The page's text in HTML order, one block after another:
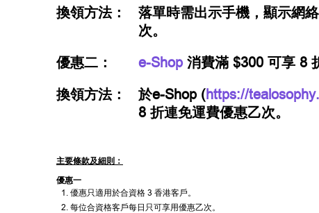
換領方法： 落單時需出示手機，顯示網
次。
優惠二： e-Shop消費滿 $300 可享 8
換領方法： 於e-Shop ( https://
8 折連免運費優惠乙次。
主要條款及細則：
優惠一
優惠只適用於合資格 3 香港客戶。
每位合資格客戶每日只可享用優惠乙次。